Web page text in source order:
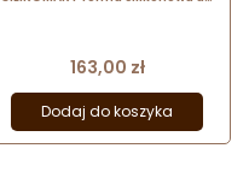
Cena
163,00 zł
Dodaj do koszyka